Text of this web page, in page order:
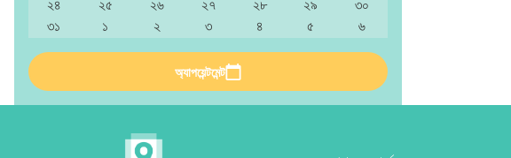
২৪
২৫ ২৬ ২৭ ২৮ ২৯
৩০
৩১
১ ২ ৩ ৪ ৫ ৬
অ্যাপয়েন্টমেন্ট